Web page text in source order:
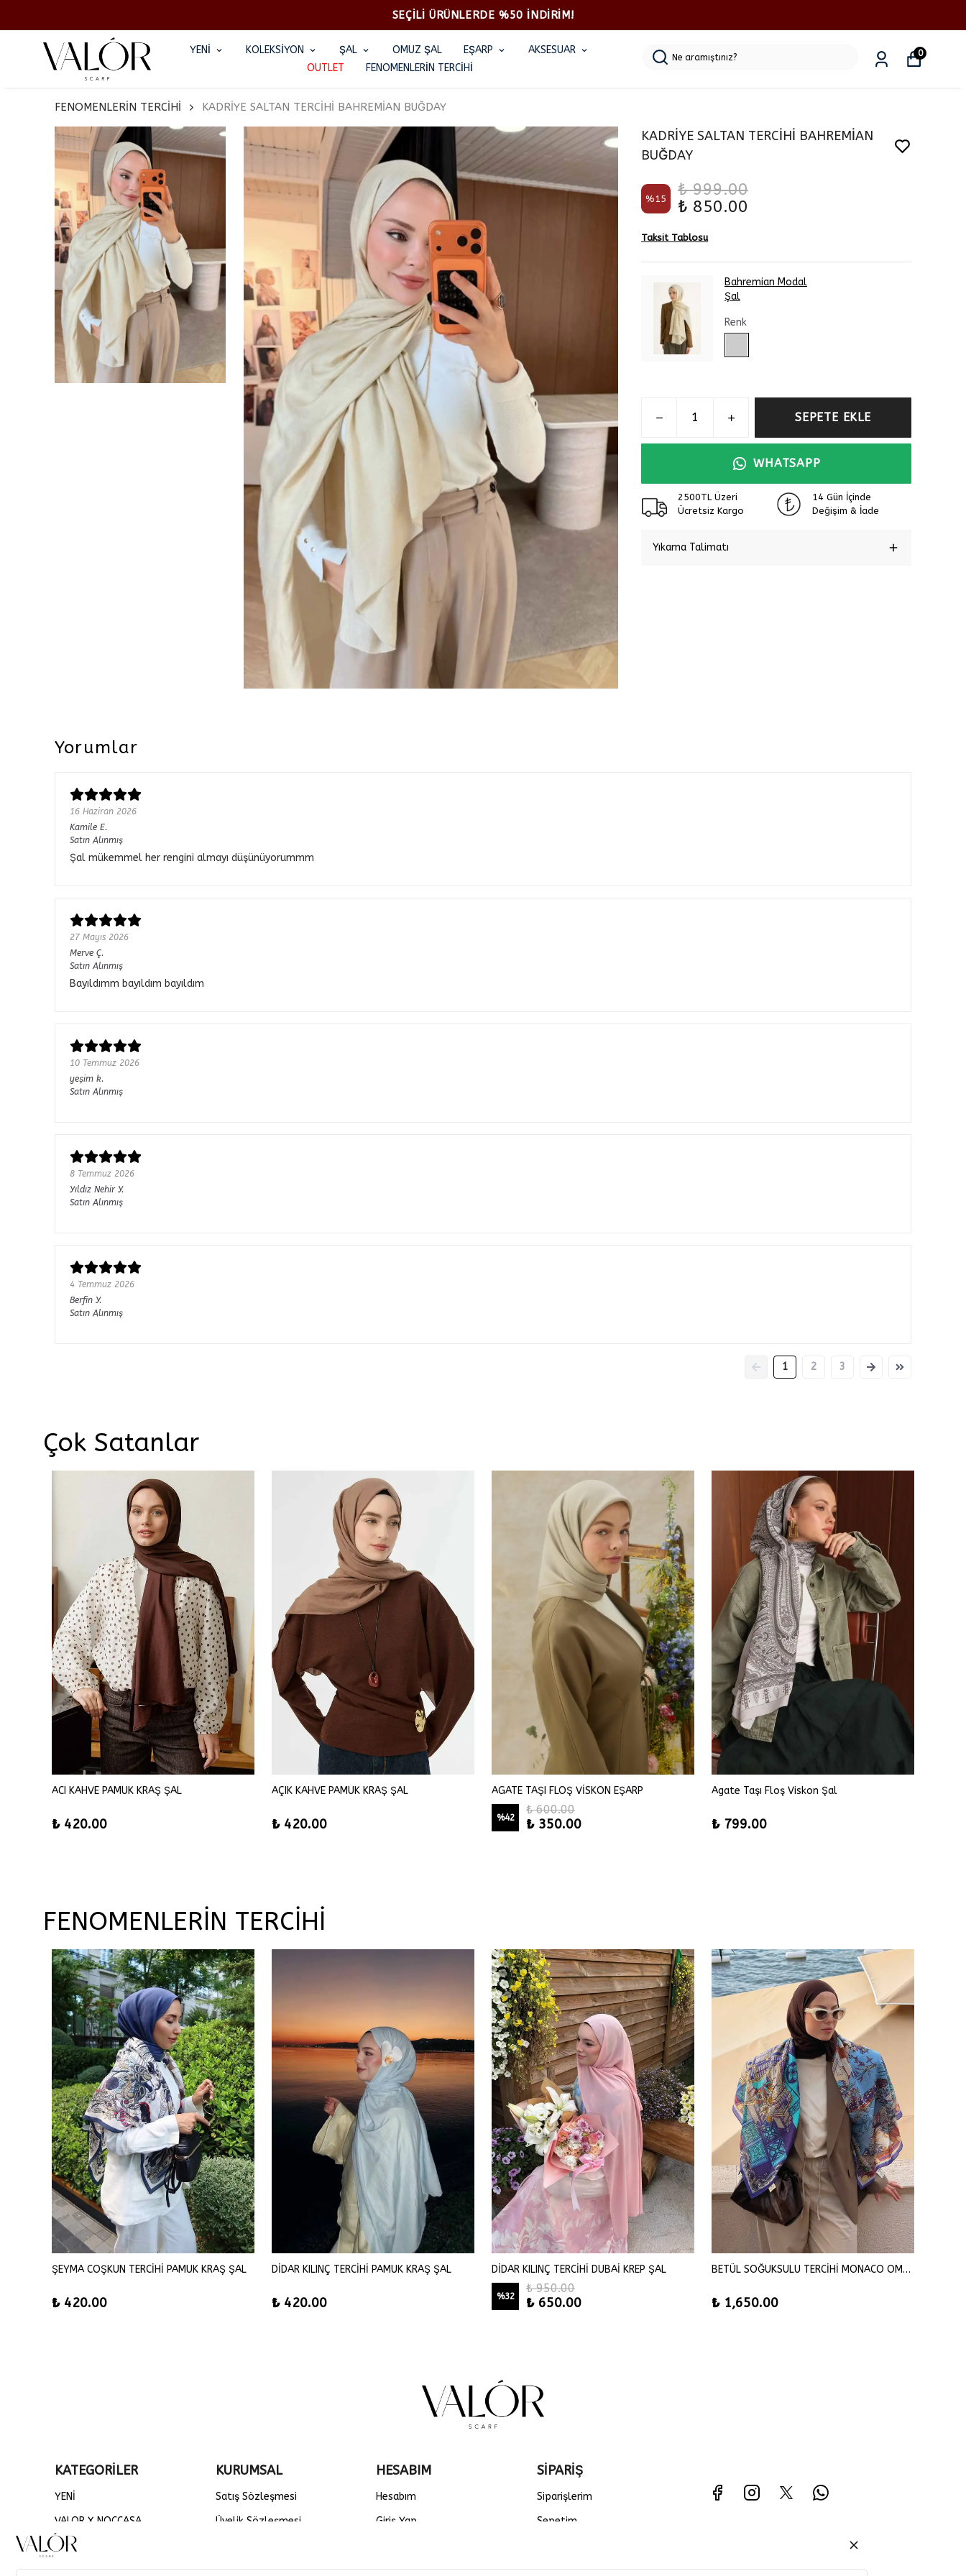
SEÇİLİ ÜRÜNLERDE %50 İNDİRİM!
YENİ KOLEKSİYON ŞAL OMUZ ŞAL EŞARP
AKSESUAR
OUTLET
FENOMENLERİN TERCİHİ
0
FENOMENLERİN TERCİHİ KADRİYE SALTAN TERCİHİ BAHREMİAN BUĞDAY
KADRİYE SALTAN TERCİHİ BAHREMİAN
BUĞDAY
%15
₺ 999.00
₺ 850.00
Taksit Tablosu
Bahremian Modal
Şal
Renk
SEPETE EKLE
WHATSAPP
2500TL Üzeri
Ücretsiz Kargo
14 Gün İçinde
Değişim & İade
Yıkama Talimatı
Yorumlar
16 Haziran 2026
Kamile E.
Satın Alınmış
Şal mükemmel her rengini almayı düşünüyorummm
27 Mayıs 2026
Merve Ç.
Satın Alınmış
Bayıldımm bayıldım bayıldım
10 Temmuz 2026
yeşim k.
Satın Alınmış
8 Temmuz 2026
Yıldız Nehir Y.
Satın Alınmış
4 Temmuz 2026
Berfin Y.
Satın Alınmış
1 2 3
Çok Satanlar
ACI KAHVE PAMUK KRAŞ ŞAL
₺ 420.00
AÇIK KAHVE PAMUK KRAŞ ŞAL
₺ 420.00
AGATE TAŞI FLOŞ VİSKON EŞARP
%42
₺ 600.00
₺ 350.00
Agate Taşı Floş Viskon Şal
₺ 799.00
FENOMENLERİN TERCİHİ
ŞEYMA COŞKUN TERCİHİ PAMUK KRAŞ ŞAL
₺ 420.00
DİDAR KILINÇ TERCİHİ PAMUK KRAŞ ŞAL
₺ 420.00
DİDAR KILINÇ TERCİHİ DUBAİ KREP ŞAL
%32
₺ 950.00
₺ 650.00
BETÜL SOĞUKSULU TERCİHİ MONACO OMUZ ŞAL
₺ 1,650.00
KATEGORİLER
YENİ
VALOR X NOCCASA
DÜZ ŞALLAR
EŞARP
KURUMSAL
Satış Sözleşmesi
Üyelik Sözleşmesi
Teslimat Koşulları
HESABIM
Hesabım
Giriş Yap
Siparişlerim
SİPARİŞ
Siparişlerim
Sepetim
Sipariş Takibi